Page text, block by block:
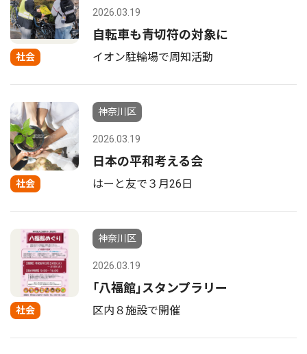
社会
2026.03.19
自転車も青切符の対象に
イオン駐輪場で周知活動
社会
神奈川区
2026.03.19
日本の平和考える会
はーと友で３月26日
社会
神奈川区
2026.03.19
｢八福館｣スタンプラリー
区内８施設で開催